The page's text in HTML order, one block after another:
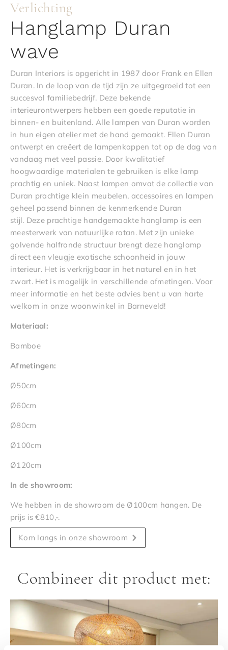
Verlichting
Hanglamp Duran
wave
Duran Interiors is opgericht in 1987 door Frank en Ellen
Duran. In de loop van de tijd zijn ze uitgegroeid tot een
succesvol familiebedrijf. Deze bekende
interieurontwerpers hebben een goede reputatie in
binnen- en buitenland. Alle lampen van Duran worden
in hun eigen atelier met de hand gemaakt. Ellen Duran
ontwerpt en creëert de lampenkappen tot op de dag van
vandaag met veel passie. Door kwalitatief
hoogwaardige materialen te gebruiken is elke lamp
prachtig en uniek. Naast lampen omvat de collectie van
Duran prachtige klein meubelen, accessoires en lampen
geheel passend binnen de kenmerkende Duran
stijl. Deze prachtige handgemaakte hanglamp is een
meesterwerk van natuurlijke rotan. Met zijn unieke
golvende halfronde structuur brengt deze hanglamp
direct een vleugje exotische schoonheid in jouw
interieur. Het is verkrijgbaar in het naturel en in het
zwart. Het is mogelijk in verschillende afmetingen. Voor
meer informatie en het beste advies bent u van harte
welkom in onze woonwinkel in Barneveld!
Materiaal:
Bamboe
Afmetingen:
Ø50cm
Ø60cm
Ø80cm
Ø100cm
Ø120cm
In de showroom:
We hebben in de showroom de Ø100cm hangen. De
prijs is €810,-.
Kom langs in onze showroom
Combineer dit product met: